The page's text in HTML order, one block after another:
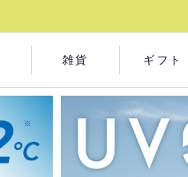
雑貨 ギフト